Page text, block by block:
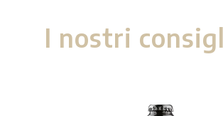
I nostri